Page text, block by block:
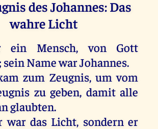
des Johannes: Das
wahre Licht
ein Mensch,von
Gott
seinNamewarJohannes.
zum Zeugnis, um vom
zu geben, damit alle
glaubten.
war das Licht, sondern er